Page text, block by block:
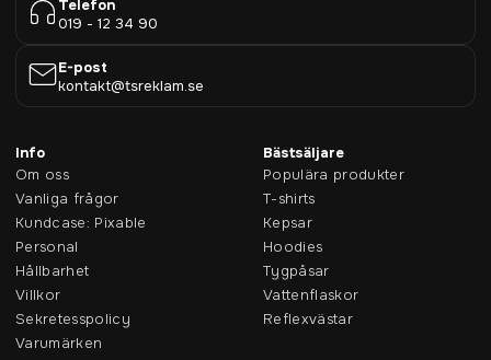
Telefon
019 - 12 34 90
E-post
kontakt@tsreklam.se
Info
Om oss
Vanliga frågor
Kundcase: Pixable
Personal
Hållbarhet
Villkor
Sekretesspolicy
Varumärken
Bästsäljare
Populära produkter
T-shirts
Kepsar
Hoodies
Tygpåsar
Vattenflaskor
Reflexvästar